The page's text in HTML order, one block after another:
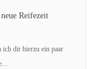
Reifezeit
ich dir hierzu ein paar